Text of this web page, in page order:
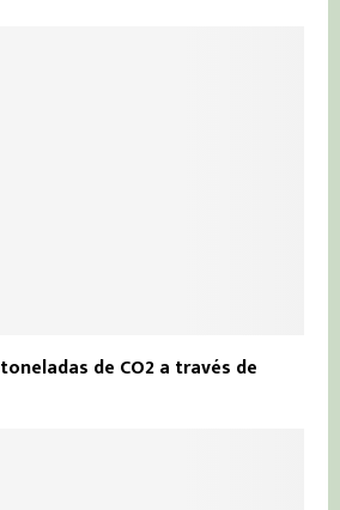
de CO2 a través de